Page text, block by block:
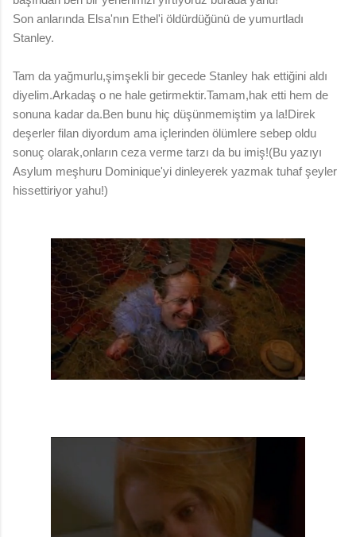
Son anlarında Elsa'nın Ethel'i öldürdüğünü de yumurtladı
Stanley.
Tam da yağmurlu,şimşekli bir gecede Stanley hak ettiğini aldı
diyelim.Arkadaş o ne hale getirmektir.Tamam,hak etti hem de
sonuna kadar da.Ben bunu hiç düşünmemiştim ya la!Direk
deşerler filan diyordum ama içlerinden ölümlere sebep oldu
sonuç olarak,onların ceza verme tarzı da bu imiş!(Bu yazıyı
Asylum meşhuru Dominique'yi dinleyerek yazmak tuhaf şeyler
hissettiriyor yahu!)